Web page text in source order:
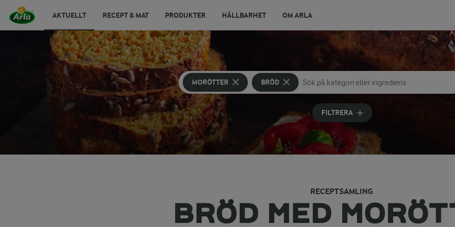
AKTUELLT RECEPT & MAT PRODUKTER HÅLLBARHET OM ARLA
MORÖTTER BRÖD
Sök på kategori eller ingrediens
Skriv in sökord för att få förslag
FILTRERA
RECEPTSAMLING
BRÖD MED